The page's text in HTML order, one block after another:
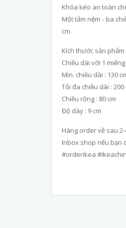
Khóa kéo an toàn
Một tấm nệm - ba
cm.
Kích thước sản phẩm
Chiều dài với 1
Min. chiều dài : 130
Tối đa chiều dài : 200
Chiều rộng : 80 cm
Độ dày : 9 cm
Hàng order về sau
Inbox shop nếu bạn
#orderikea